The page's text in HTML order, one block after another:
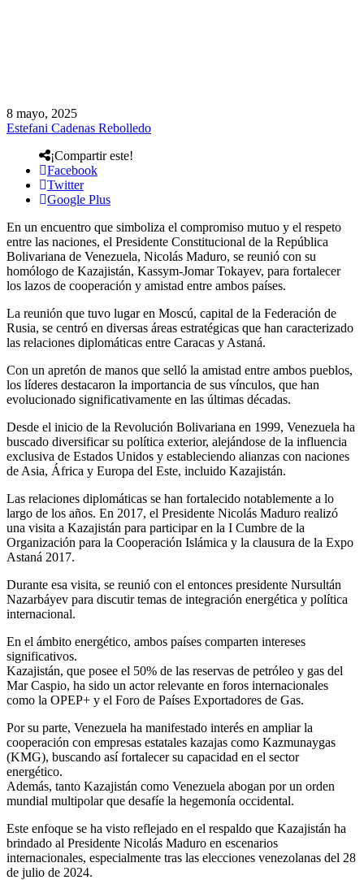
8 mayo, 2025
Estefani Cadenas Rebolledo
¡Compartir este!
Facebook
Twitter
Google Plus
En un encuentro que simboliza el compromiso mutuo y el respeto
entre las naciones, el Presidente Constitucional de la República
Bolivariana de Venezuela, Nicolás Maduro, se reunió con su
homólogo de Kazajistán, Kassym-Jomar Tokayev, para fortalecer
los lazos de cooperación y amistad entre ambos países.
La reunión que tuvo lugar en Moscú, capital de la Federación de
Rusia, se centró en diversas áreas estratégicas que han caracterizado
las relaciones diplomáticas entre Caracas y Astaná.
Con un apretón de manos que selló la amistad entre ambos pueblos,
los líderes destacaron la importancia de sus vínculos, que han
evolucionado significativamente en las últimas décadas.
Desde el inicio de la Revolución Bolivariana en 1999, Venezuela ha
buscado diversificar su política exterior, alejándose de la influencia
exclusiva de Estados Unidos y estableciendo alianzas con naciones
de Asia, África y Europa del Este, incluido Kazajistán.
Las relaciones diplomáticas se han fortalecido notablemente a lo
largo de los años. En 2017, el Presidente Nicolás Maduro realizó
una visita a Kazajistán para participar en la I Cumbre de la
Organización para la Cooperación Islámica y la clausura de la Expo
Astaná 2017.
Durante esa visita, se reunió con el entonces presidente Nursultán
Nazarbáyev para discutir temas de integración energética y política
internacional.
En el ámbito energético, ambos países comparten intereses
significativos.
Kazajistán, que posee el 50% de las reservas de petróleo y gas del
Mar Caspio, ha sido un actor relevante en foros internacionales
como la OPEP+ y el Foro de Países Exportadores de Gas.
Por su parte, Venezuela ha manifestado interés en ampliar la
cooperación con empresas estatales kazajas como Kazmunaygas
(KMG), buscando así fortalecer su capacidad en el sector
energético.
Además, tanto Kazajistán como Venezuela abogan por un orden
mundial multipolar que desafíe la hegemonía occidental.
Este enfoque se ha visto reflejado en el respaldo que Kazajistán ha
brindado al Presidente Nicolás Maduro en escenarios
internacionales, especialmente tras las elecciones venezolanas del 28
de julio de 2024.